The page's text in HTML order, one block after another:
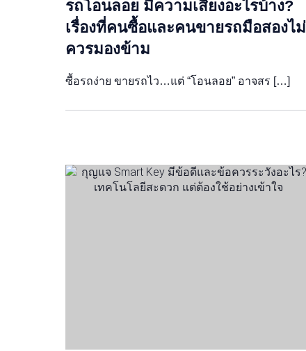
รถโอนลอย มีความเสี่ยงอะไรบ้าง?
เรื่องที่คนซื้อและคนขายรถมือสองไม่
ควรมองข้าม
ซื้อรถง่าย ขายรถไว…แต่ “โอนลอย” อาจสร […]